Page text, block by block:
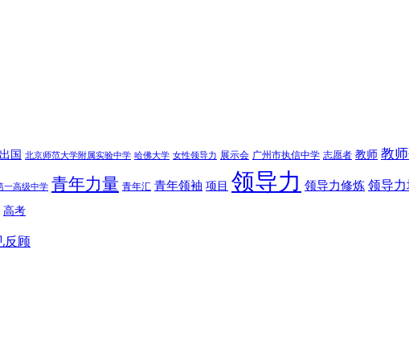
出国 北京师范大学附属实验中学 哈佛大学 女性领导力 展示会 广州市执信中学 志愿者 教师 教
一高级中学 青年力量 青年汇 青年领袖 项目 领导力 领导力修炼 领导
高考
反顾